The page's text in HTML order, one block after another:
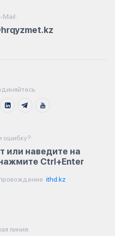
Mail:
ошибку?:
или наведите на
Ctrl+Enter
ithd.kz
линия: